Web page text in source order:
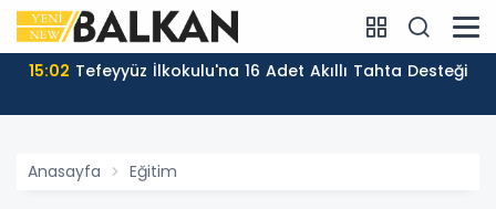
15:02 Tefeyyüz İlkokulu'na 16 Adet Akıllı Tahta Desteği
Anasayfa Eğitim